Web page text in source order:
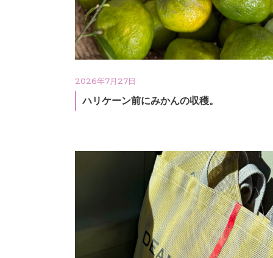
2026年7月27日
ハリケーン前にみかんの収穫。